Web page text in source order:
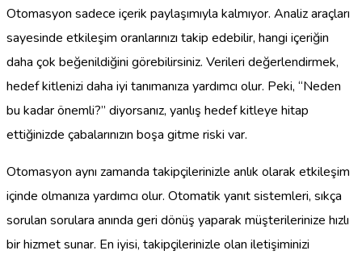
Otomasyon sadece içerik paylaşımıyla kalmıyor. Analiz araçları
sayesinde etkileşim oranlarınızı takip edebilir, hangi içeriğin
daha çok beğenildiğini görebilirsiniz. Verileri değerlendirmek,
hedef kitlenizi daha iyi tanımanıza yardımcı olur. Peki, “Neden
bu kadar önemli?” diyorsanız, yanlış hedef kitleye hitap
ettiğinizde çabalarınızın boşa gitme riski var.
Otomasyon aynı zamanda takipçilerinizle anlık olarak etkileşim
içinde olmanıza yardımcı olur. Otomatik yanıt sistemleri, sıkça
sorulan sorulara anında geri dönüş yaparak müşterilerinize hızlı
bir hizmet sunar. En iyisi, takipçilerinizle olan iletişiminizi